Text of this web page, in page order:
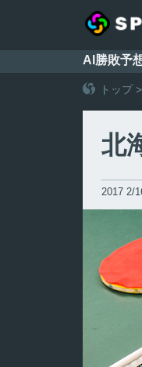
AI勝敗予
トップ>
北
2017 2/